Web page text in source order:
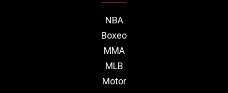
NBA
Boxeo
MMA
MLB
Motor